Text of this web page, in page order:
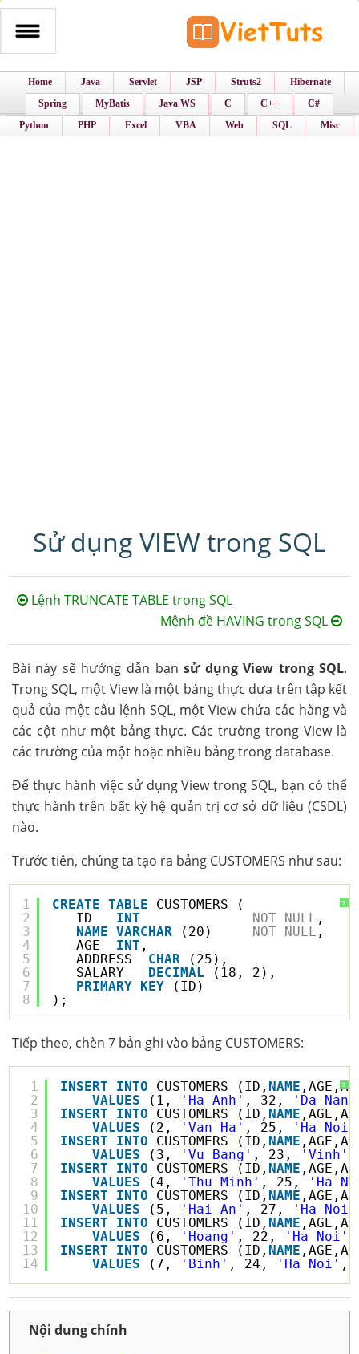
Home Java Servlet JSP Struts2
Hibernate
Spring
MyBatis Java WS C C++
C#
Python
PHP Excel VBA Web SQL Misc
Sử dụng VIEW trong SQL
Lệnh TRUNCATE TABLE trong SQL
Mệnh đề HAVING trong SQL
Bài này sẽ hướng dẫn bạnsử dụng View trong SQL.
Trong SQL, một View là một bảng thực dựa trên tập kết
quả của một câu lệnh SQL, một View chứa các hàng và
các cột như một bảng thực. Các trường trong View là
các trường của một hoặc nhiều bảng trong database.
Để thực hành việc sử dụng View trong SQL, bạn có thể
thực hành trên bất kỳ hệ quản trị cơ sở dữ liệu (CSDL)
nào.
Trước tiên, chúng ta tạo ra bảng CUSTOMERS như sau:
?
1
2
3
4
5
6
7
8
CREATE TABLE
CUSTOMERS (
ID INT NOT NULL ,
NAME
VARCHAR (20) NOT NULL ,
AGE INT ,
ADDRESS CHAR
(25),
SALARY DECIMAL
(18, 2),
PRIMARY KEY
(ID)
);
Tiếp theo, chèn 7 bản ghi vào bảng CUSTOMERS:
?
1
2
3
4
5
6
7
8
9
10
11
12
13
14
INSERT INTO CUSTOMERS (ID, NAME
VALUES
(1, 'Ha Anh' , 32,
'Da
INSERT
INTO CUSTOMERS (ID, NAME
VALUES
(2, 'Van Ha' , 25, 'Ha Noi'
INSERT
INTO CUSTOMERS (ID, NAME
VALUES
(3, 'Vu Bang' , 23, 'Vinh'
INSERT
INTO CUSTOMERS (ID, NAME
VALUES
(4, 'Thu Minh' , 25,
'Ha
INSERT
INTO CUSTOMERS (ID, NAME
VALUES
(5, 'Hai An' , 27, 'Ha Noi'
INSERT
INTO CUSTOMERS (ID, NAME
VALUES
(6, 'Hoang' , 22, 'Ha Noi'
INSERT
INTO CUSTOMERS (ID, NAME
VALUES
(7, 'Binh' , 24, 'Ha Noi' ,
Nội dung chính